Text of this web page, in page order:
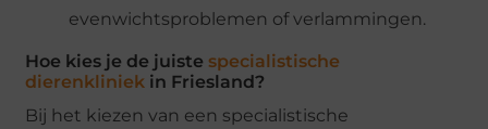
evenwichtsproblemen of verlammingen.
Hoe kies je de juiste specialistische
dierenkliniek in Friesland?
Bij het kiezen van een specialistische